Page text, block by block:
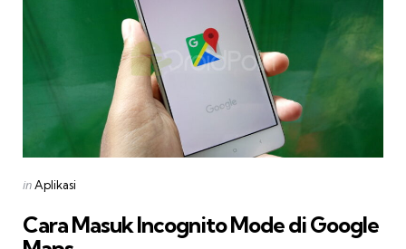
Posted
inAplikasi
Cara Masuk Incognito Mode di Google